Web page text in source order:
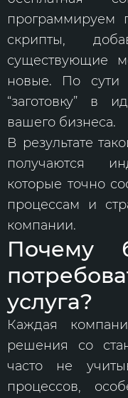
программируем
скрипты,
существующие
новые. По
“заготовку” в
вашего бизнеса.
В результате
получаются
которые точно
процессам и
компании.
Почему
услуга?
Каждая
решения со
часто не
процессов,